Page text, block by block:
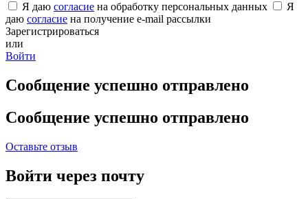
Я даю согласие на обработку персональных данных
Я
даю согласие на получение e-mail рассылки
Зарегистрироваться
или
Войти
Сообщение успешно отправлено
Сообщение успешно отправлено
Оставьте отзыв
Войти через почту